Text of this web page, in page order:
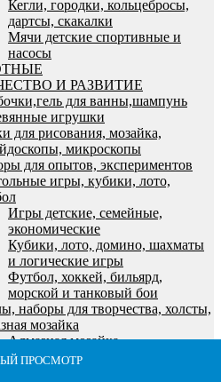
ПРОСМОТР
ПРОСМОТР
ПРОСМОТР
ПРОСМОТР
ПРОСМОТР
Кегли, городки, кольцебросы,
дартсы, скакалки
Мячи детские спортивные и
насосы
И РАЗВИТИЕ
для ванны,шампунь
игрушки
для рисования, мозайка,
микроскопы
для опытов, экспериментов
игры, кубики, лото,
Игры детские, семейные,
экономические
Кубики, лото, домино, шахматы
и логические игры
Футбол, хоккей, бильярд,
морской и танковый бои
наборы для творчества, холсты,
мозайка
Алмазная мозайка
Все для лепки и моделирования